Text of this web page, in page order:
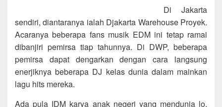
Di Jakarta
sendiri, diantaranya ialah Djakarta Warehouse Proyek.
Acaranya beberapa fans musik EDM ini tetap ramai
dibanjiri pemirsa tiap tahunnya. Di DWP, beberapa
pemirsa dapat dengarkan dengan cara langsung
enerjiknya beberapa DJ kelas dunia dalam mainkan
lagu hits mereka.
Ada pula IDM karya anak negeri yang mendunia lo,